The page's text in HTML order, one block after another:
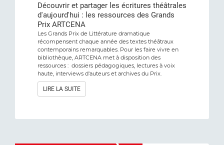
Découvrir et partager les écritures théâtrales
d'aujourd'hui : les ressources des Grands
Prix ARTCENA
Les Grands Prix de Littérature dramatique
récompensent chaque année des textes théâtraux
contemporains remarquables. Pour les faire vivre en
bibliothèque, ARTCENA met à disposition des
ressources : dossiers pédagogiques, lectures à voix
haute, interviews d'auteurs et archives du Prix.
LIRE LA SUITE